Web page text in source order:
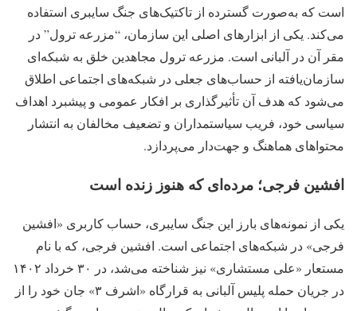
است که به‌صورت گسترده از تاکتیک‌های جنگ سایبری استفاده
می‌کند. یکی از ابزارهای اصلی این سازمان، “مزرعه ترول” در
مقر آن در آلبانی است. مزرعه ترول مجاهدین خلق به شبکه‌ای
سازمان‌یافته از حساب‌های جعلی در شبکه‌های اجتماعی اطلاق
می‌شود که هدف آن تأثیرگذاری بر افکار عمومی و پیشبرد اهداف
سیاسی خود، فریب سیاستمداران و تضعیف مخالفان به انتشار
محتواهای هماهنگ و جهت‌دار می‌پردازد.
افشین فرجی؛ مرده‌ای که هنوز زنده است
یکی از نمونه‌های بارز این جنگ سایبری، حساب کاربری «افشین
فرجی» در شبکه‌های اجتماعی است. افشین فرجی، که با نام
مستعار «علی مستشاری» نیز شناخته می‌شد، در ۳۰ خرداد ۱۴۰۲
در جریان حمله پلیس آلبانی به قرارگاه «اشرف ۳» جان خود را از